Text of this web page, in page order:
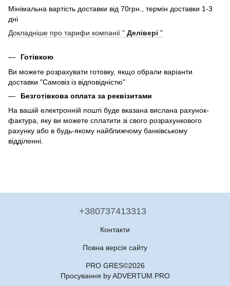
Мінімальна вартість доставки від 70грн., термін доставки 1-3
дні
Докладніше про тарифи компанії " Делівері "
Готівкою
Ви можете розрахувати готовку, якщо обрали варіанти
доставки "Самовіз із відповідністю"
Безготівкова оплата за реквізитами
На вашій електронній пошті буде вказана вислана рахунок-
фактура, яку ви можете сплатити зі свого розрахункового
рахунку або в будь-якому найближчому банківському
відділенні.
+380737413313
Контакти
Повна версія сайту
PRO GRES©2026
Просування by ADVERTUM.PRO